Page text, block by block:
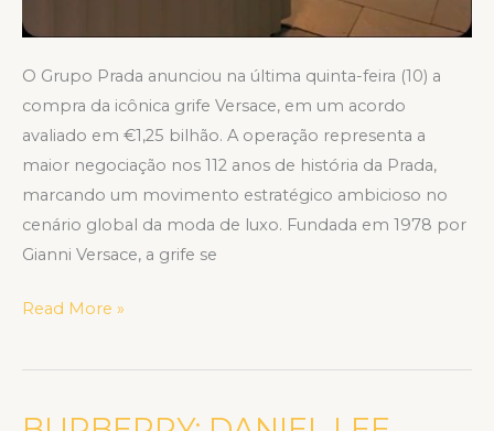
O Grupo Prada anunciou na última quinta-feira (10) a
compra da icônica grife Versace, em um acordo
avaliado em €1,25 bilhão. A operação representa a
maior negociação nos 112 anos de história da Prada,
marcando um movimento estratégico ambicioso no
cenário global da moda de luxo. Fundada em 1978 por
Gianni Versace, a grife se
Read More »
BURBERRY: